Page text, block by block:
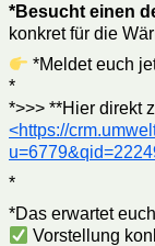
*Besucht einen
konkret für die
*Meldet euch
*
*>>> **Hier direkt
<https://
*
*Das erwartet
Vorstellung